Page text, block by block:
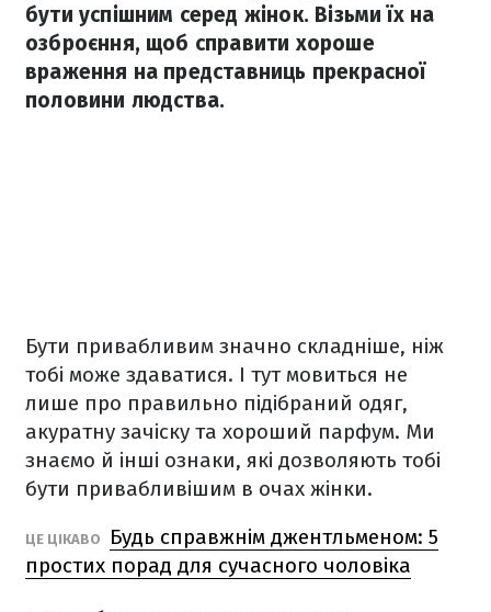
бути успішним серед жінок. Візьми їх на
озброєння, щоб справити хороше
враження на представниць прекрасної
половини людства.
Бути привабливим значно складніше, ніж
тобі може здаватися. І тут мовиться не
лише про правильно підібраний одяг,
акуратну зачіску та хороший парфум. Ми
знаємо й інші ознаки, які дозволяють тобі
бути привабливішим в очах жінки.
ЦЕ ЦІКАВО
Будь справжнім джентльменом: 5
простих порад для сучасного чоловіка